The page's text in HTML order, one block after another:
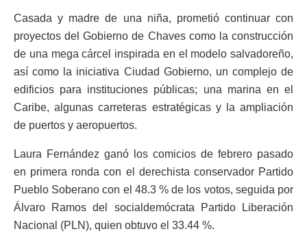
Casada y madre de una niña, prometió continuar con
proyectos del Gobierno de Chaves como la construcción
de una mega cárcel inspirada en el modelo salvadoreño,
así como la iniciativa Ciudad Gobierno, un complejo de
edificios para instituciones públicas; una marina en el
Caribe, algunas carreteras estratégicas y la ampliación
de puertos y aeropuertos.
Laura Fernández ganó los comicios de febrero pasado
en primera ronda con el derechista conservador Partido
Pueblo Soberano con el 48.3 % de los votos, seguida por
Álvaro Ramos del socialdemócrata Partido Liberación
Nacional (PLN), quien obtuvo el 33.44 %.